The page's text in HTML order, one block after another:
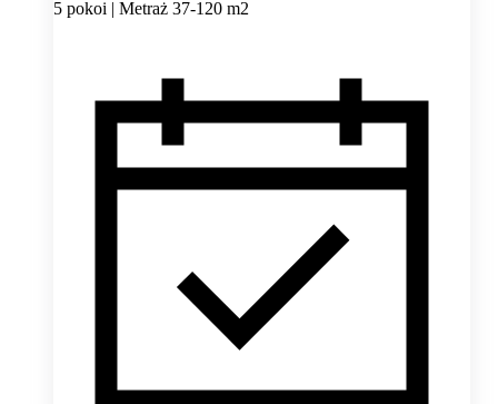
5 pokoi | Metraż 37-120 m2